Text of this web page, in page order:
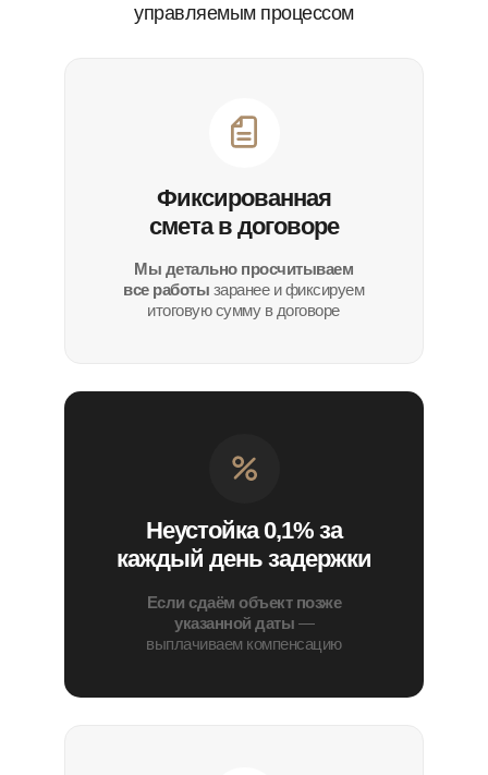
управляемым процессом
Фиксированная
смета в договоре
Мы детально просчитываем
все работы заранее и фиксируем
итоговую сумму в договоре
Неустойка 0,1% за
каждый день задержки
Если сдаём объект позже
указанной даты —
выплачиваем компенсацию